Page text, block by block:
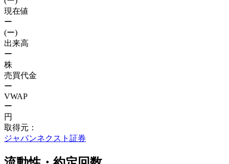
現在値
ー
(ー)
出来高
ー
株
売買代金
ー
VWAP
ー
円
取得元：
ジャパンネクスト証券